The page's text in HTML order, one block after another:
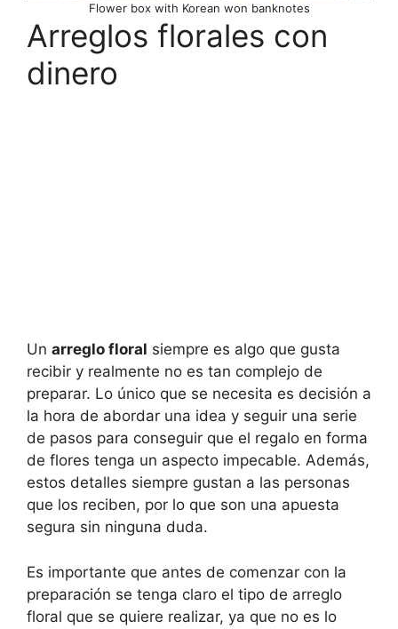
Flower box with Korean won banknotes
Arreglos florales con
dinero
Un arreglo floral siempre es algo que gusta
recibir y realmente no es tan complejo de
preparar. Lo único que se necesita es decisión a
la hora de abordar una idea y seguir una serie
de pasos para conseguir que el regalo en forma
de flores tenga un aspecto impecable. Además,
estos detalles siempre gustan a las personas
que los reciben, por lo que son una apuesta
segura sin ninguna duda.
Es importante que antes de comenzar con la
preparación se tenga claro el tipo de arreglo
floral que se quiere realizar, ya que no es lo